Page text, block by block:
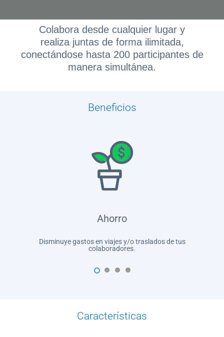
SIANA
Blog
Colabora desde cualquier lugar y
realiza juntas de forma ilimitada,
conectándose hasta 200 participantes de
manera simultánea.
Beneficios
Ahorro
Disminuye gastos en viajes y/o traslados de tus
colaboradores.
1 2 3 4
Características